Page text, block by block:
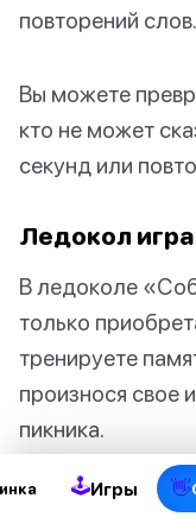
2
повторений слов.
Вы можете
кто не может
секунд или
Ледокол
В ледоколе
только
тренируете
произнося свое
пикника.
🕹Игры 👋